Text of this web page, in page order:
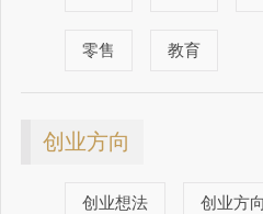
零售 教育
创业方向
创业想法 创业方向